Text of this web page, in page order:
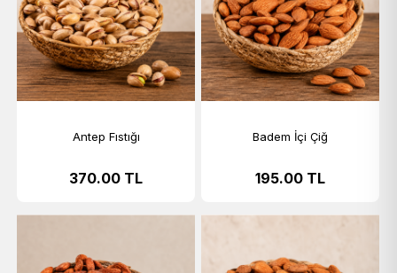
Antep Fıstığı
370.00 TL
Badem İçi Çiğ
195.00 TL